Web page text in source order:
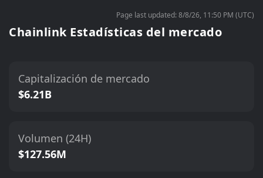
Page last updated: 8/8/26, 11:50 PM (UTC)
Chainlink Estadísticas del mercado
Capitalización de mercado
$6.21B
Volumen (24H)
$127.56M